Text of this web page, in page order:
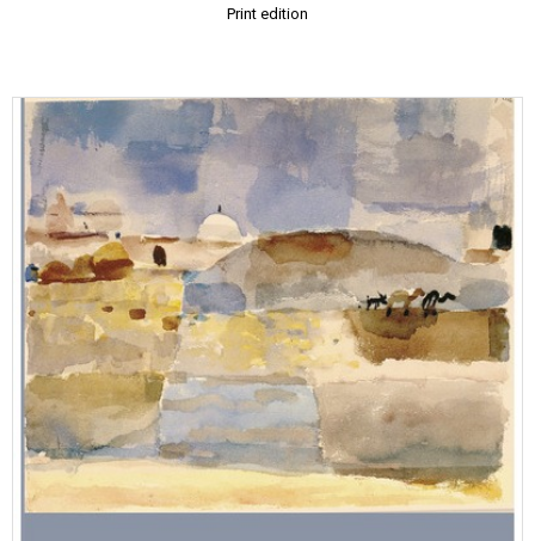
Print edition